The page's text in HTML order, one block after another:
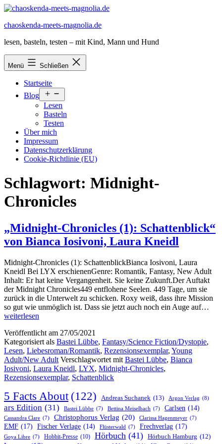
Zum
springen
chaoskenda-meets-magnolia.de
lesen, basteln, testen – mit Kind, Mann und Hund
Menü Schließen
Startseite
Blog
öffnen
Lesen
Basteln
Testen
Über mich
Impressum
Datenschutzerklärung
Cookie-Richtlinie (EU)
Schlagwort: Midnight-
Chronicles
„Midnight-Chronicles (1): Schattenblick“
von Bianca Iosivoni, Laura Kneidl
Midnight-Chronicles (1): SchattenblickBianca Iosivoni, Laura
Kneidl Bei LYX erschienenGenre: Romantik, Fantasy, New Adult
Inhalt: Er hat keine Vergangenheit. Sie keine Zukunft.Der Auftakt
der Midnight Chronicles449 entflohene Seelen. 449 Tage, um sie
zurück in die Unterwelt zu schicken. Roxy weiß, dass ihre Mission
so gut wie unmöglich ist. Dass sie jetzt auch noch ein Auge auf…
weiterlesen
Veröffentlicht am 27/05/2021
Kategorisiert als Bastei Lübbe, Fantasy/Science Fiction/Dystopie,
Lesen, Liebesroman/Romantik, Rezensionsexemplar, Young
Adult/New Adult Verschlagwortet mit Bastei Lübbe, Bianca
Iosivoni, Laura Kneidl, LYX, Midnight-Chronicles,
Rezensionsexemplar, Schattenblick
5 Facts About (122) Andreas Suchanek (13) Argon Verlag (8)
ars Edition (31) Bastei Lübbe (7) Bettina Meiselbach (7) Carlsen (14)
Cassandra Clare (7) Christophorus Verlag (20) Clarissa Hagenmeyer (7)
EMF (17) Fischer Verlage (14) Flüsterwald (7) Frechverlag (17)
Goya Libre (7) Hobbit-Presse (10) Hörbuch (41) Hörbuch Hamburg (12)